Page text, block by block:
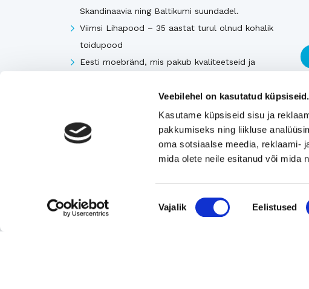
Veebilehel on kasutatud küpsiseid.
Kasutame küpsiseid sisu ja
pakkumiseks ning liikluse
oma sotsiaalse meedia, reklaami-
mida olete neile esitanud või mida
Nõusoleku
valik
Vajalik Eelistused
Skandinaavia ning Baltikumi suundadel.
Viimsi Lihapood – 35 aastat turul olnud kohalik
toidupood
Eesti moebränd, mis pakub kvaliteetseid ja
Tugeva turupositsiooniga 3D printimise ja
seadmetega tegelev ettevõte
Rahvusvaheliselt tunnustatud metall- ja
tekstiilkompensaatorite projekteerija ja tootja.